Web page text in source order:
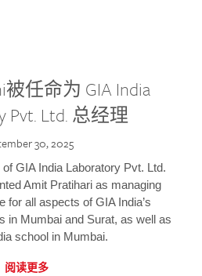
被任命为 GIA India
Pvt. Ltd. 总经理
30, 2025
GIA India Laboratory Pvt. Ltd.
Amit Pratihari as managing
for all aspects of GIA India’s
in Mumbai and Surat, as well as
school in Mumbai.
阅读更多